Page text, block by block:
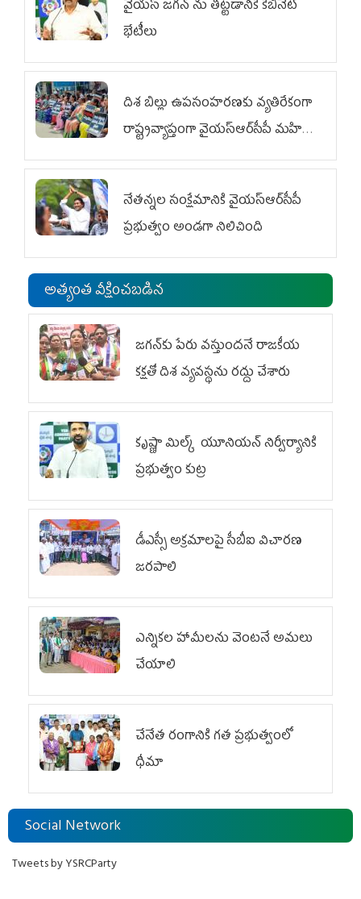
వైయ‌స్ జగన్‌ ను తిట్టడానికే కేబినెట్‌
భేటీలు
దిశ బిల్లు ఉపసంహరణకు వ్యతిరేకంగా
రాష్ట్రవ్యాప్తంగా వైయ‌స్ఆర్‌సీపీ మహిళా
విభాగం ఆందోళనలు
నేతన్నల సంక్షేమానికి వైయ‌స్ఆర్‌సీపీ
ప్రభుత్వం అండగా నిలిచింది
అత్యంత వీక్షించబడిన
జగన్‌కు పేరు వస్తుందనే రాజకీయ
కక్షతో దిశ వ్య‌వ‌స్థ‌ను రద్దు చేశారు
కృష్ణా మిల్క్‌ యూనియన్‌ నిర్వీర్యానికి
ప్రభుత్వం కుట్ర
డీఎస్సీ అక్రమాలపై సీబీఐ విచారణ
జరపాలి
ఎన్నికల హామీలను వెంటనే అమలు
చేయాలి
చేనేత రంగానికి గత ప్రభుత్వంలో
ధీమా
Social Network
Tweets by YSRCParty